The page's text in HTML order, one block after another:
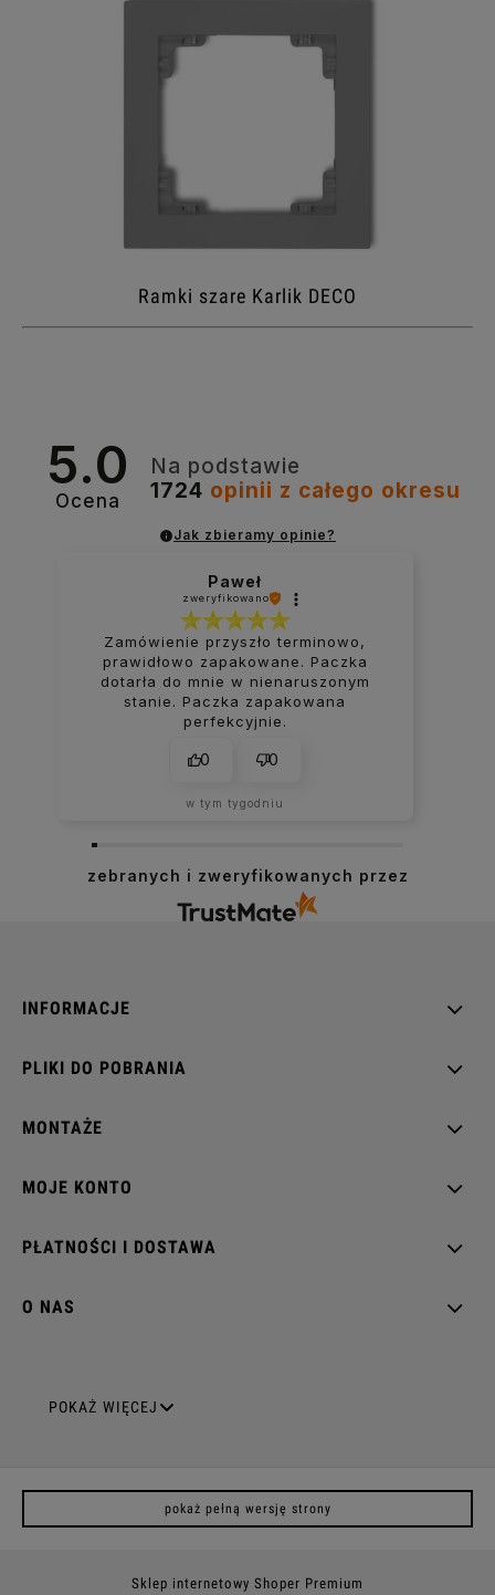
Ramki szare Karlik DECO
5.0
Ocena
Na podstawie
1724 opinii z całego okresu
Jak zbieramy opinie?
Paweł
zweryfikowano
Zamówienie przyszło terminowo,
prawidłowo zapakowane. Paczka
dotarła do mnie w nienaruszonym
stanie. Paczka zapakowana
perfekcyjnie.
0 0
w tym tygodniu
zebranych i zweryfikowanych przez
INFORMACJE
PLIKI DO POBRANIA
MONTAŻE
MOJE KONTO
PŁATNOŚCI I DOSTAWA
O NAS
GNIAZDA ELEKTRYCZNE
Gniazda podwójne z uziemieniem
POKAŻ WIĘCEJ
pokaż pełną wersję strony
Sklep internetowy Shoper Premium